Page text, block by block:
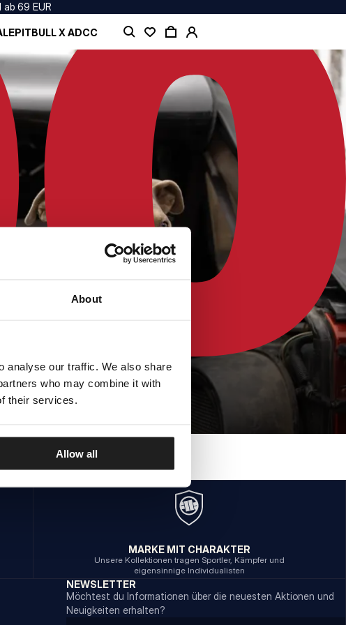
About
analyse our traffic. We also share
who may combine it with
their services.
Allow all
69 EUR
PITBULL X ADCC
MARKE MIT CHARAKTER
Unsere Kollektionen tragen Sportler, Kämpfer und
eigensinnige Individualisten
NEWSLETTER
Möchtest du Informationen über die neuesten Aktionen und
Neuigkeiten erhalten?